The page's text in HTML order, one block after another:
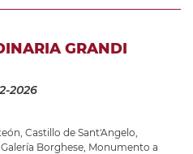
GRANDI
2026
Castillo de Sant'Angelo
Galería Borghese Monumento a